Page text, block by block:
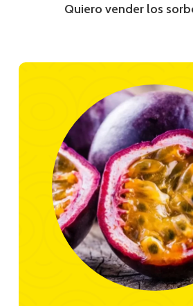
Quiero vender los